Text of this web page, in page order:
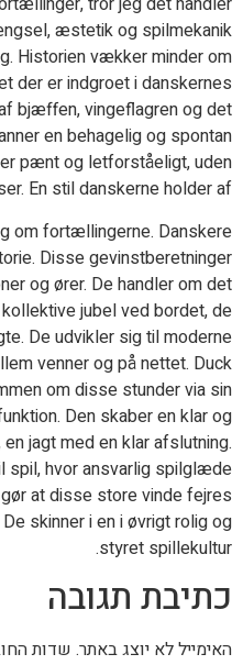
æstetik og spilmekanik
Historien vækker minder om
der er indgroet i danskernes
bjæffen, vingeflagren og det
en behagelig og spontan
pænt og letforståeligt, uden
En stil danskerne holder af.
om fortællingerne. Danskere
Disse gevinstberetninger
og ører. De handler om det
jubel ved bordet, de
De udvikler sig til moderne
venner og på nettet. Duck
om disse stunder via sin
Den skaber en klar og
jagt med en klar afslutning.
spil, hvor ansvarlig spilglæde
at disse store vinde fejres
skinner i en i øvrigt rolig og
styret spillekultur.
כתיבת תגובה
האימייל לא יוצג באתר. שדות